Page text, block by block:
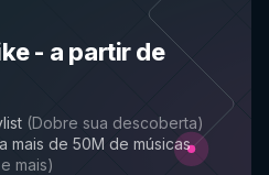
- a partir de
(Dobre sua descoberta)
mais de 50M de músicas
mais)